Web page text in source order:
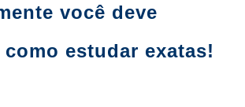
você deve
estudar exatas!